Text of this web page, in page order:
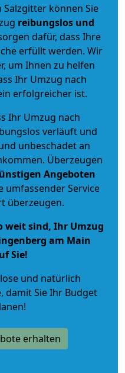
können Sie
reibungslos und
dafür, dass Ihre
erfüllt werden. Wir
um Ihnen zu helfen
Ihr Umzug nach
erfolgreicher ist.
Ihr Umzug nach
verläuft und
unbeschadet an
Überzeugen
Angeboten
umfassender Service
überzeugen.
weit sind, Ihr Umzug
am Main
Sie!
und natürlich
, damit Sie Ihr Budget
erhalten